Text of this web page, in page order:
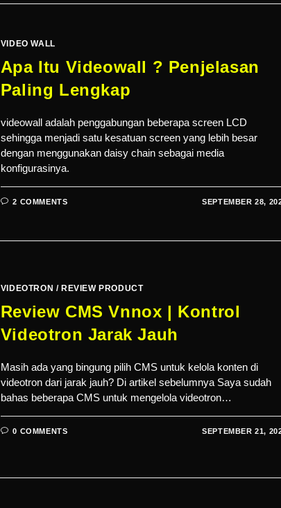
VIDEO WALL
Apa Itu Videowall ? Penjelasan
Paling Lengkap
videowall adalah penggabungan beberapa screen LCD
sehingga menjadi satu kesatuan screen yang lebih besar
dengan menggunakan daisy chain sebagai media
konfigurasinya.
2 COMMENTS SEPTEMBER 28,
VIDEOTRON /REVIEW PRODUCT
Review CMS Vnnox | Kontrol
Videotron Jarak Jauh
Masih ada yang bingung pilih CMS untuk kelola konten di
videotron dari jarak jauh? Di artikel sebelumnya Saya sudah
bahas beberapa CMS untuk mengelola videotron…
0 COMMENTS SEPTEMBER 21,